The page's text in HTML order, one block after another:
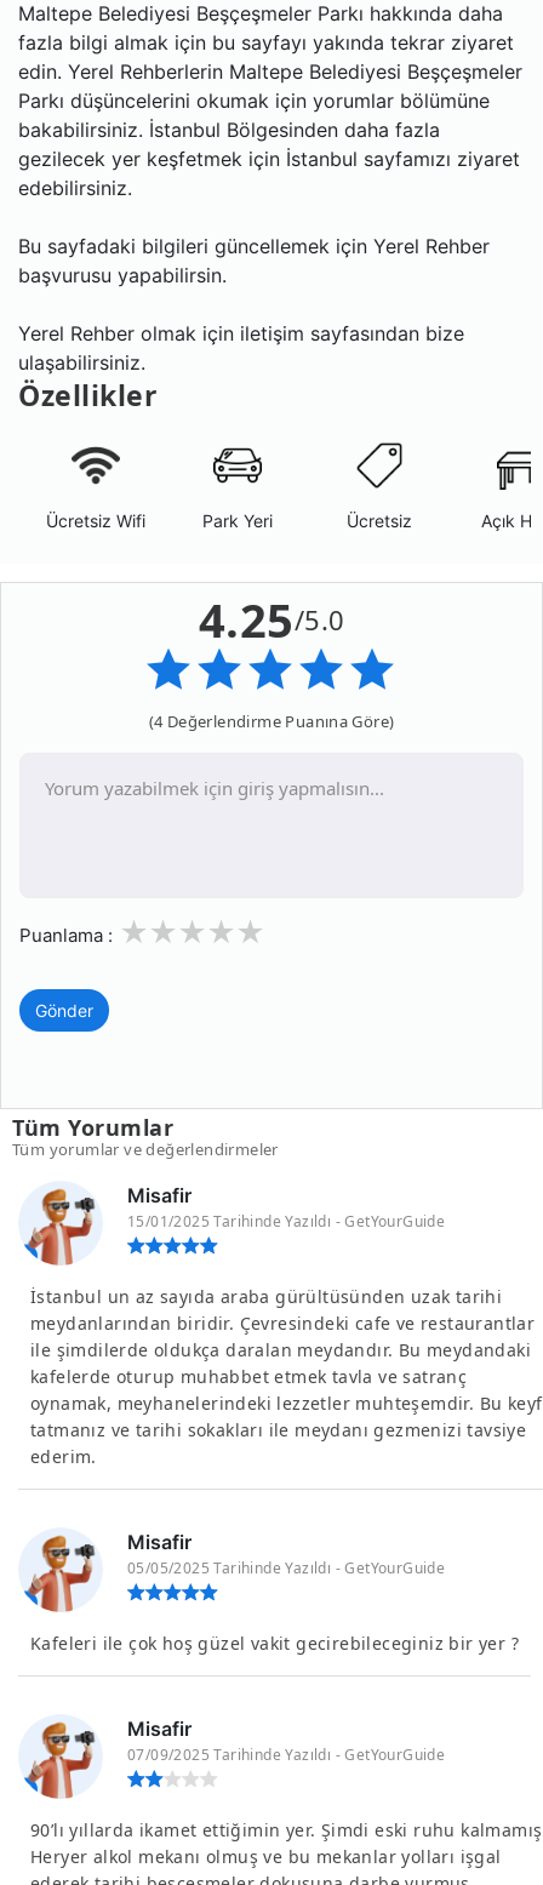
Maltepe Belediyesi Beşçeşmeler Parkı hakkında daha
fazla bilgi almak için bu sayfayı yakında tekrar ziyaret
edin. Yerel Rehberlerin Maltepe Belediyesi Beşçeşmeler
Parkı düşüncelerini okumak için yorumlar bölümüne
bakabilirsiniz. İstanbul Bölgesinden daha fazla
gezilecek yer keşfetmek için İstanbul sayfamızı ziyaret
edebilirsiniz.
Bu sayfadaki bilgileri güncellemek için Yerel Rehber
başvurusu yapabilirsin.
Yerel Rehber olmak için iletişim sayfasından bize
ulaşabilirsiniz.
Özellikler
Ücretsiz Wifi Park Yeri Ücretsiz Açık
4.25/5.0
(4 Değerlendirme Puanına Göre)
Puanlama : 3
2
1
Gönder
Tüm Yorumlar
Tüm yorumlar ve değerlendirmeler
Misafir
15/01/2025 Tarihinde Yazıldı - GetYourGuide
İstanbul un az sayıda araba gürültüsünden uzak tarihi
meydanlarından biridir. Çevresindeki cafe ve restaurantlar
ile şimdilerde oldukça daralan meydandır. Bu meydandaki
kafelerde oturup muhabbet etmek tavla ve satranç
oynamak, meyhanelerindeki lezzetler muhteşemdir. Bu
tatmanız ve tarihi sokakları ile meydanı gezmenizi tavsiye
ederim.
Misafir
05/05/2025 Tarihinde Yazıldı - GetYourGuide
Kafeleri ile çok hoş güzel vakit gecirebileceginiz bir yer ?
Misafir
07/09/2025 Tarihinde Yazıldı - GetYourGuide
90’lı yıllarda ikamet ettiğimin yer. Şimdi eski ruhu
Heryer alkol mekanı olmuş ve bu mekanlar yolları işgal